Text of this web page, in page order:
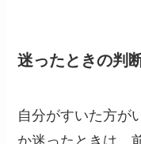
迷ったときの判
自分がすいた方が
か迷ったときは、